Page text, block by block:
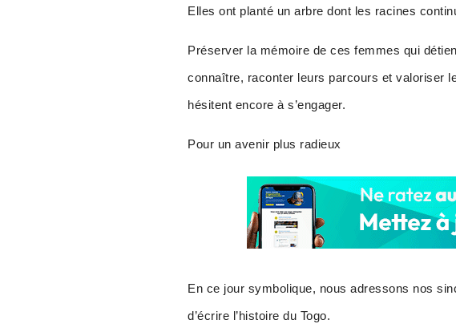
Elles ont planté un arbre dont les racines
Préserver la mémoire de ces femmes qui
connaître, raconter leurs parcours et valoriser
hésitent encore à s’engager.
Pour un avenir plus radieux
En ce jour symbolique, nous adressons nos
d’écrire l’histoire du Togo.